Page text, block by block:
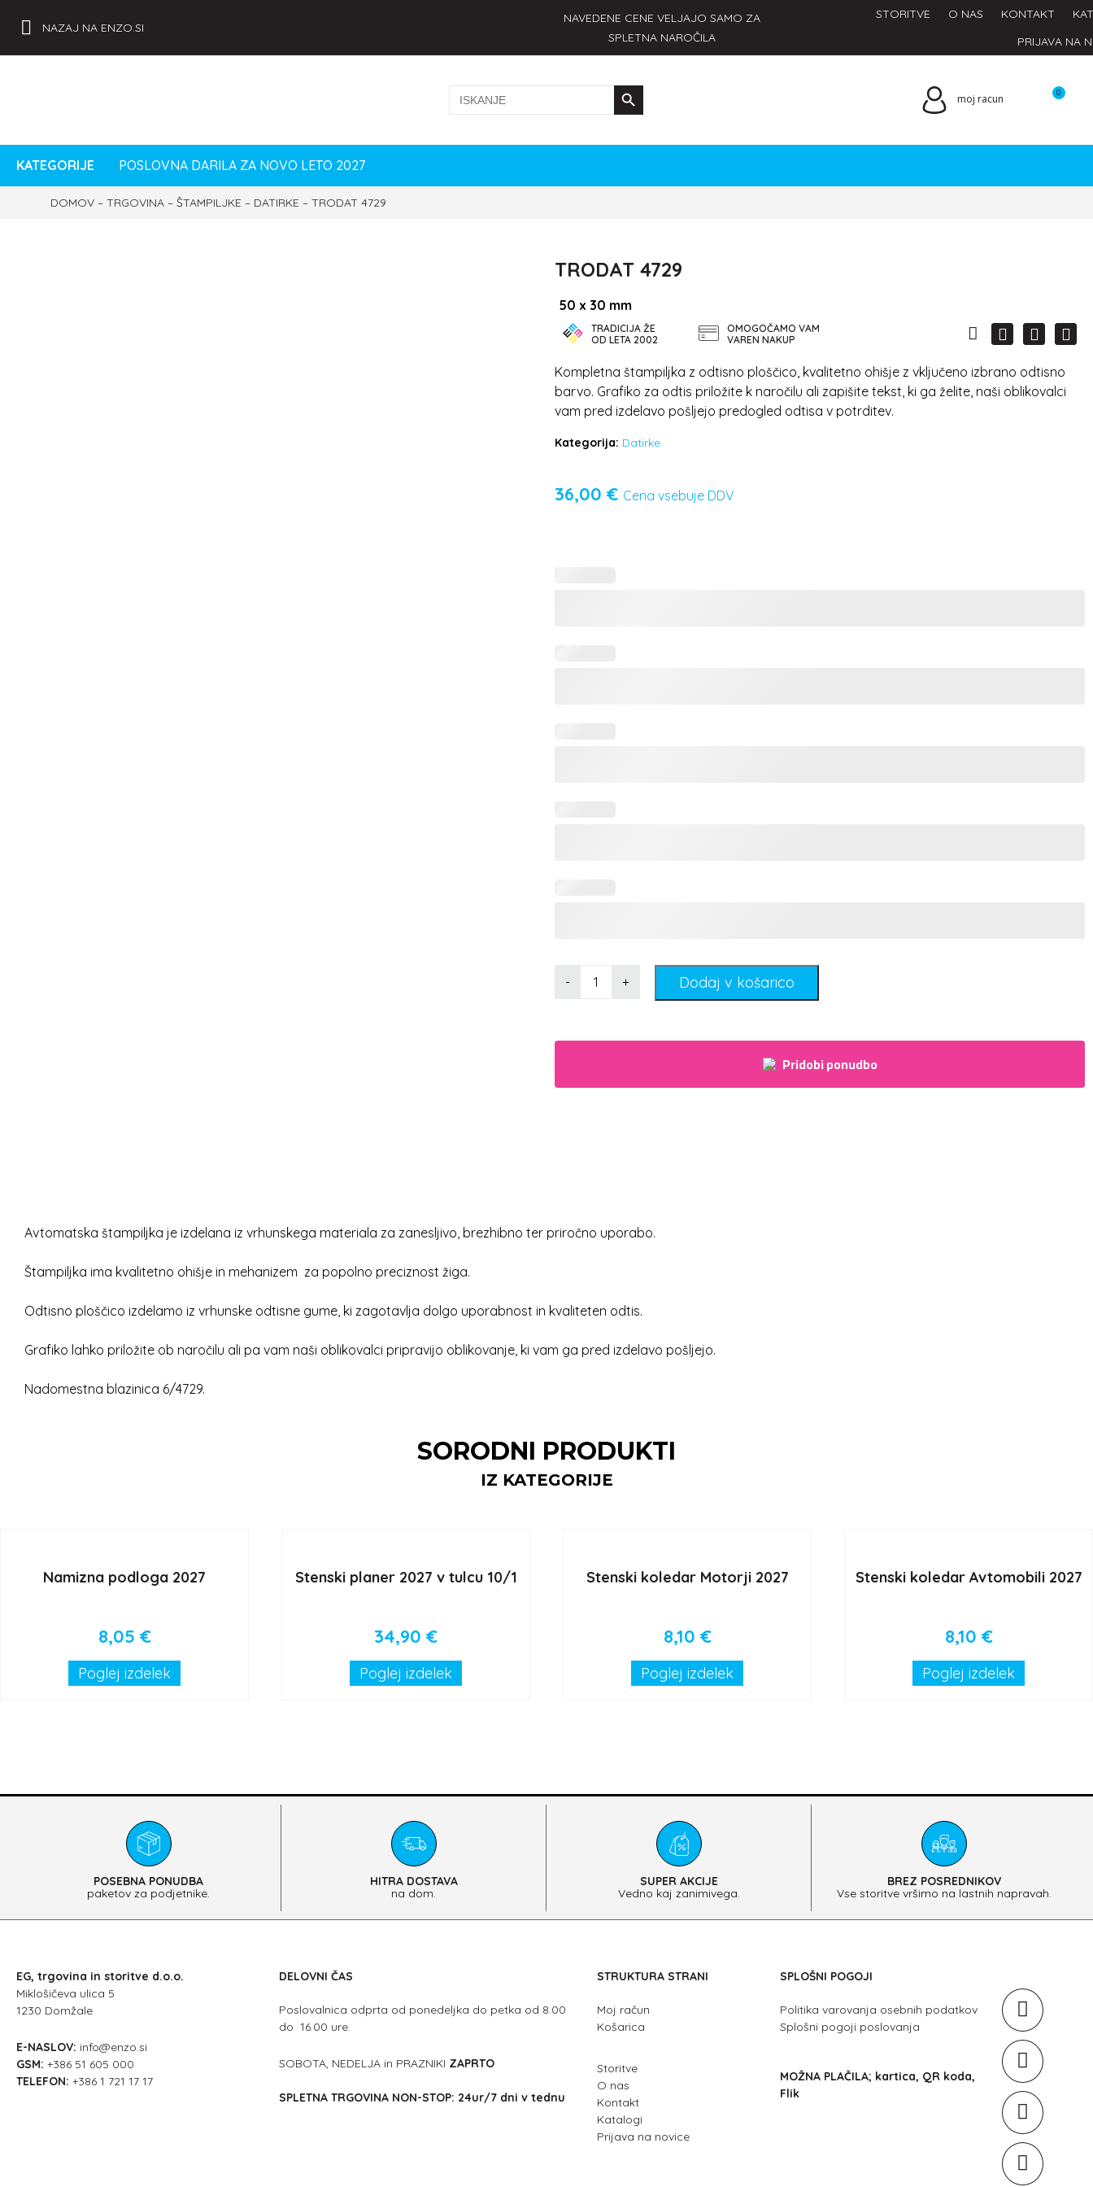
NAZAJ NA ENZO.SI
NAVEDENE CENE VELJAJO SAMO ZA
SPLETNA NAROČILA
STORITVE O NAS KONTAKT
PRIJAVA NA
Search
for:
Search Button moj racun 0
KATEGORIJE POSLOVNA DARILA ZA NOVO LETO 2027
DOMOV – TRGOVINA – ŠTAMPILJKE – DATIRKE – TRODAT 4729
TRODAT 4729
50 x 30 mm
TRADICIJA ŽE
OD LETA 2002
OMOGOČAMO VAM
VAREN NAKUP
Kompletna štampiljka z odtisno ploščico, kvalitetno ohišje z vključeno izbrano odtisno
barvo. Grafiko za odtis priložite k naročilu ali zapišite tekst, ki ga želite, naši oblikovalci
vam pred izdelavo pošljejo predogled odtisa v potrditev.
Kategorija: Datirke
36,00 € Cena vsebuje DDV
- + Dodaj v košarico
Pridobi ponudbo
Avtomatska štampiljka je izdelana iz vrhunskega materiala za zanesljivo, brezhibno ter priročno uporabo.
Štampiljka ima kvalitetno ohišje in mehanizem za popolno preciznost žiga.
Odtisno ploščico izdelamo iz vrhunske odtisne gume, ki zagotavlja dolgo uporabnost in kvaliteten odtis.
Grafiko lahko priložite ob naročilu ali pa vam naši oblikovalci pripravijo oblikovanje, ki vam ga pred izdelavo pošljejo.
Nadomestna blazinica 6/4729.
SORODNI PRODUKTI
IZ KATEGORIJE
Namizna podloga 2027
8,05 €
Poglej izdelek
Stenski planer 2027 v tulcu 10/1
34,90 €
Poglej izdelek
Stenski koledar Motorji 2027
8,10 €
Poglej izdelek
Stenski koledar Avtomobili 2027
8,10 €
Poglej izdelek
POSEBNA PONUDBA
paketov za podjetnike.
HITRA DOSTAVA
na dom.
SUPER AKCIJE
Vedno kaj zanimivega.
BREZ POSREDNIKOV
Vse storitve vršimo na lastnih napravah.
EG, trgovina in storitve d.o.o.
Miklošičeva ulica 5
1230 Domžale
E-NASLOV: info@enzo.si
GSM: +386 51 605 000
TELEFON: +386 1 721 17 17
DELOVNI ČAS
Poslovalnica odprta od ponedeljka do petka od 8.00
do 16.00 ure.
SOBOTA, NEDELJA in PRAZNIKI ZAPRTO
SPLETNA TRGOVINA NON-STOP: 24ur/7 dni v tednu
STRUKTURA STRANI
Moj račun
Košarica
Storitve
O nas
Kontakt
Katalogi
Prijava na novice
SPLOŠNI POGOJI
Politika varovanja osebnih podatkov
Splošni pogoji poslovanja
MOŽNA PLAČILA; kartica, QR koda,
Flik